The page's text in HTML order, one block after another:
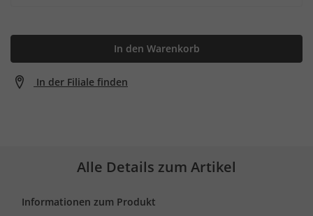
In den Warenkorb
In der Filiale finden
Alle Details zum Artikel
Informationen zum Produkt